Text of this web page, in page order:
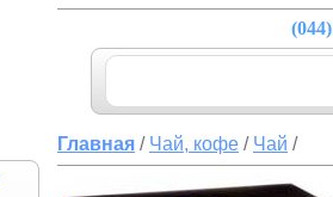
(044)
Главная / Чай, кофе / Чай /